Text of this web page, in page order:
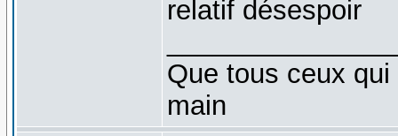
relatif désespoir
Que tous ceux
main